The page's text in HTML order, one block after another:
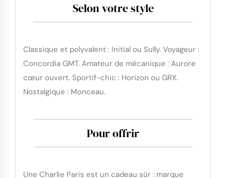
Selon votre style
Classique et polyvalent : Initial ou Sully. Voyageur :
Concordia GMT. Amateur de mécanique : Aurore
cœur ouvert. Sportif-chic : Horizon ou GRX.
Nostalgique : Monceau.
Pour offrir
Une Charlie Paris est un cadeau sûr : marque